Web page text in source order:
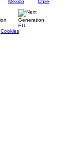
Cookies